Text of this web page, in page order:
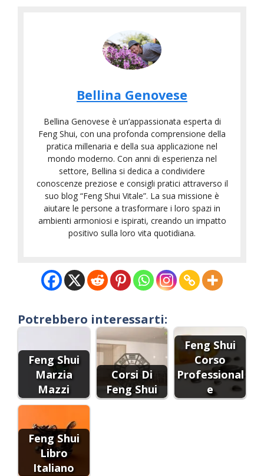
Bellina Genovese
Bellina Genovese è un’appassionata esperta di
Feng Shui, con una profonda comprensione della
pratica millenaria e della sua applicazione nel
mondo moderno. Con anni di esperienza nel
settore, Bellina si dedica a condividere
conoscenze preziose e consigli pratici attraverso il
suo blog “Feng Shui Vitale”. La sua missione è
aiutare le persone a trasformare i loro spazi in
ambienti armoniosi e ispirati, creando un impatto
positivo sulla loro vita quotidiana.
Potrebbero interessarti:
Feng Shui
Marzia
Mazzi
Corsi Di
Feng Shui
Feng Shui
Corso
Professional
e
Feng Shui
Libro
Italiano